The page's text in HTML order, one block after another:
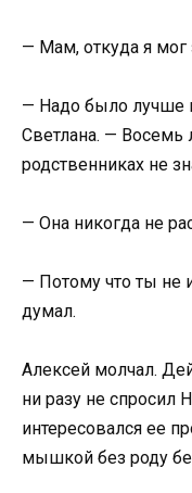
— Мам, откуда я мог
— Надо было лучше
Светлана. — Восемь
родственниках не
— Она никогда не
— Потому что ты не
думал.
Алексей молчал.
ни разу не спросил
интересовался ее
мышкой без роду